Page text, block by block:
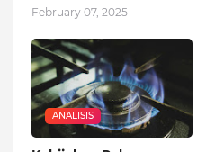
February 07, 2025
ANALISIS